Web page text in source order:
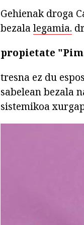
Gehienak droga
bezalalegamia.
propietate
tresna ez du
sabelean bezala
sistemikoa